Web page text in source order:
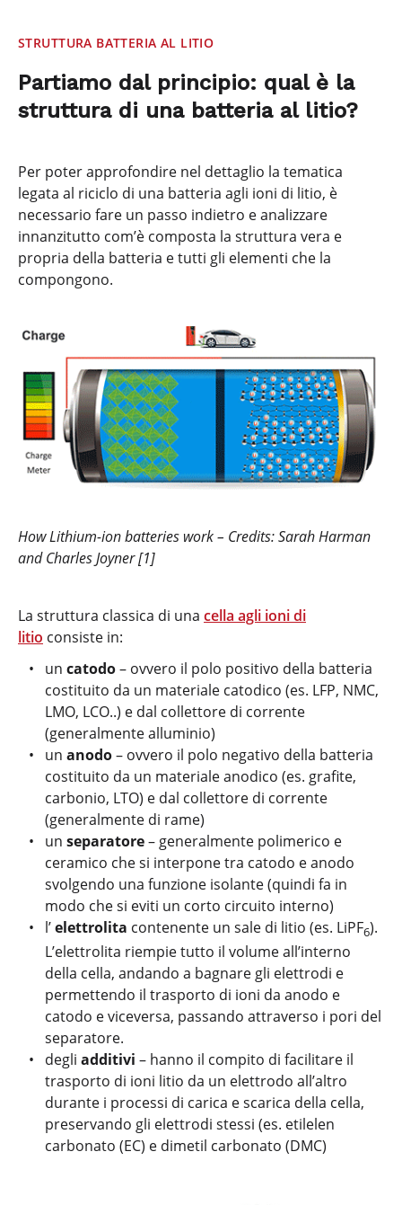
STRUTTURA BATTERIA AL LITIO
Partiamo dal principio: qual è la
struttura di una batteria al litio?
Per poter approfondire nel dettaglio la tematica
legata al riciclo di una batteria agli ioni di litio, è
necessario fare un passo indietro e analizzare
innanzitutto com’è composta la struttura vera e
propria della batteria e tutti gli elementi che la
compongono.
How Lithium-ion batteries work – Credits: Sarah Harman
and Charles Joyner [1]
La struttura classica di una cella agli ioni di
litio consiste in:
un catodo– ovvero il polo positivo della batteria
costituito da un materiale catodico (es. LFP, NMC,
LMO, LCO..) e dal collettore di corrente
(generalmente alluminio)
un anodo– ovvero il polo negativo della batteria
costituito da un materiale anodico (es. grafite,
carbonio, LTO) e dal collettore di corrente
(generalmente di rame)
un separatore– generalmente polimerico e
ceramico che si interpone tra catodo e anodo
svolgendo una funzione isolante (quindi fa in
modo che si eviti un corto circuito interno)
l’elettrolita contenente un sale di litio (es. LiPF6).
L’elettrolita riempie tutto il volume all’interno
della cella, andando a bagnare gli elettrodi e
permettendo il trasporto di ioni da anodo e
catodo e viceversa, passando attraverso i pori del
separatore.
degli additivi – hanno il compito di facilitare il
trasporto di ioni litio da un elettrodo all’altro
durante i processi di carica e scarica della cella,
preservando gli elettrodi stessi (es. etilelen
carbonato (EC) e dimetil carbonato (DMC)